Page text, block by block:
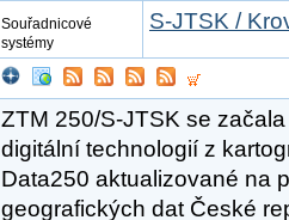
Souřadnicové
systémy
S-JTSK /
ZTM 250/S-JTSK se
digitální technologií z
Data250 aktualizované na
geografických dat České